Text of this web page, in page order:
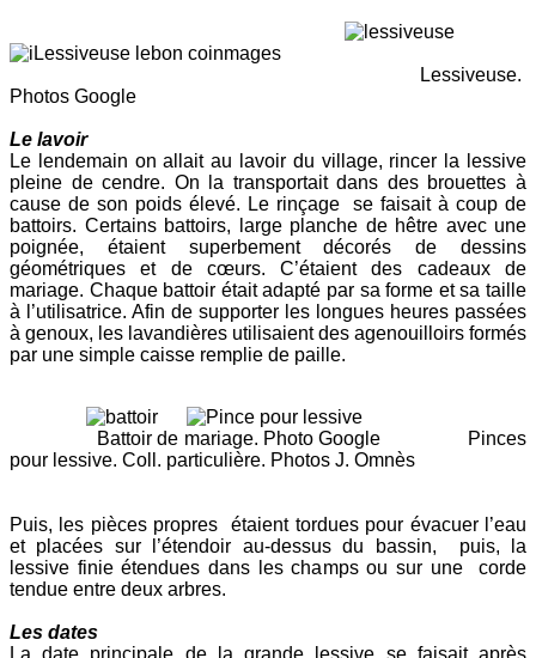
Lessiveuse.
Photos Google
Le lavoir
Le lendemain on allait au lavoir du village, rincer la lessive
pleine de cendre. On la transportait dans des brouettes à
cause de son poids élevé. Le rinçage se faisait à coup de
battoirs. Certains battoirs, large planche de hêtre avec une
poignée, étaient superbement décorés de dessins
géométriques et de cœurs. C’étaient des cadeaux de
mariage. Chaque battoir était adapté par sa forme et sa taille
à l’utilisatrice. Afin de supporter les longues heures passées
à genoux, les lavandières utilisaient des agenouilloirs formés
par une simple caisse remplie de paille.
Battoir de mariage. Photo Google Pinces
pour lessive. Coll. particulière. Photos J. Omnès
Puis, les pièces propres étaient tordues pour évacuer l’eau
et placées sur l’étendoir au-dessus du bassin, puis, la
lessive finie étendues dans les champs ou sur une corde
tendue entre deux arbres.
Les dates
La date principale de la grande lessive se faisait après